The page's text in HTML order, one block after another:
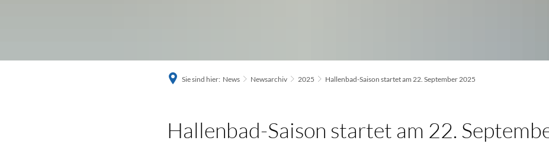
Sie sind hier: News Newsarchiv 2025 Hallenbad-Saison startet am 22. September 2025
Hallenbad-Saison startet am 22.